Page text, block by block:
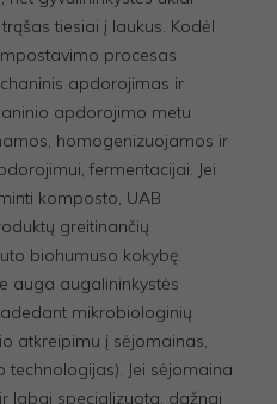
tiesiai į laukus. Kodėl
procesas
apdorojimas ir
apdorojimo metu
homogenizuojamos ir
fermentacijai. Jei
komposto, UAB
greitinančių
biohumuso kokybę.
auga augalininkystės
mikrobiologinių
atkreipimu į sėjomainas,
Jei sėjomaina
labai specializuota, dažnai